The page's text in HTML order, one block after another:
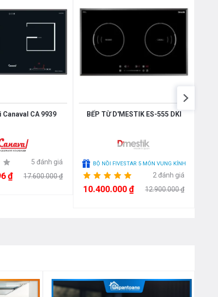
Canaval CA 9939
5 đánh giá
₫ 17.600.000 ₫
BẾP TỪ D'MESTIK ES-555 DKI
BỘ NỒI FIVESTAR 5 MÓN VUNG KÍNH
2 đánh giá
10.400.000 ₫ 12.900.000 ₫